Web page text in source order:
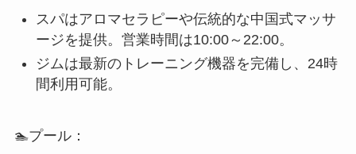
ージを提供。営業時間は10:00～22:00。
ジムは最新のトレーニング機器を完備し、24時
間利用可能。